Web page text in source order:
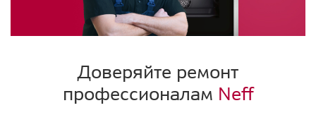
Доверяйте ремонт
профессионалам Neff